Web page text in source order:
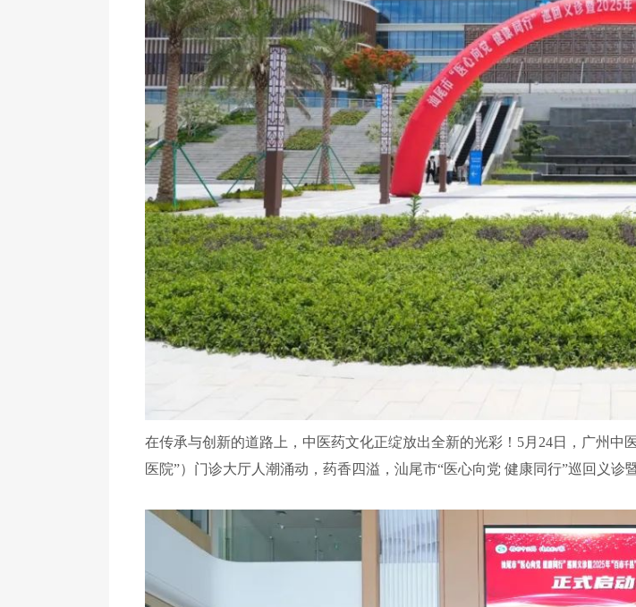
在传承与创新的道路上，中医药文化正绽放出全新的光彩！5月24日，广州
医院”）门诊大厅人潮涌动，药香四溢，汕尾市“医心向党 健康同行”巡回义诊